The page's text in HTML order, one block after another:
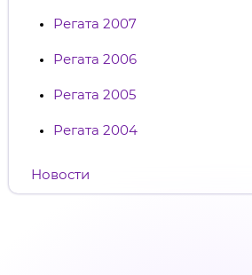
Регата 2007
Регата 2006
Регата 2005
Регата 2004
Новости